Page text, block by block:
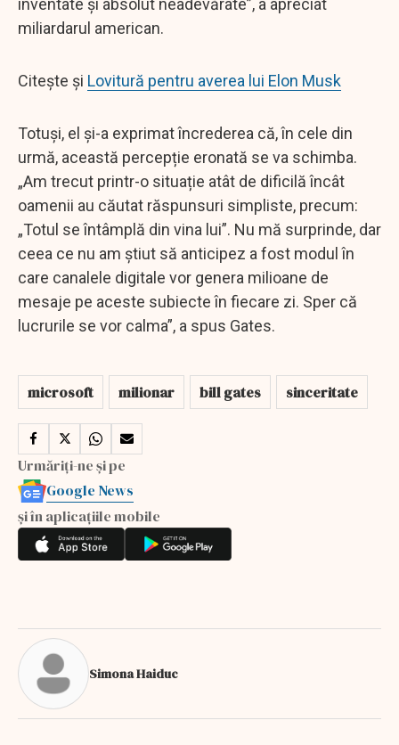
miliardarul american.
Citește și Lovitură pentru averea lui Elon Musk
Totuși, el și-a exprimat încrederea că, în cele din
urmă, această percepție eronată se va schimba.
„Am trecut printr-o situație atât de dificilă încât
oamenii au căutat răspunsuri simpliste, precum:
„Totul se întâmplă din vina lui”. Nu mă surprinde, dar
ceea ce nu am știut să anticipez a fost modul în
care canalele digitale vor genera milioane de
mesaje pe aceste subiecte în fiecare zi. Sper că
lucrurile se vor calma”, a spus Gates.
microsoft milionar bill gates sinceritate
Urmăriți-ne și pe
Google News
și în aplicațiile mobile
Simona Haiduc